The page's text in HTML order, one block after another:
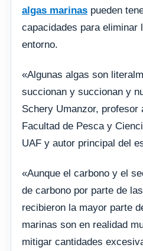
algas marinas pueden
capacidades para eliminar
entorno.
«Algunas algas son
succionan y succionan y
Schery Umanzor, profesor
Facultad de Pesca y
UAF y autor principal del
«Aunque el carbono y el
de carbono por parte de
recibieron la mayor parte
marinas son en realidad
mitigar cantidades